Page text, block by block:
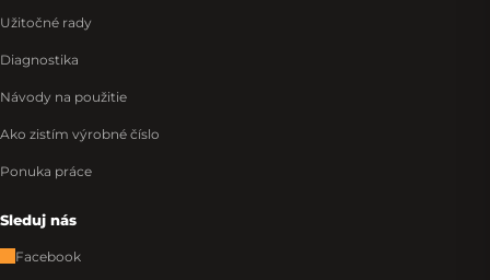
Užitočné rady
Diagnostika
Návody na použitie
Ako zistím výrobné číslo
Ponuka práce
Sleduj nás
Facebook